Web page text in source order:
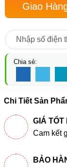
Giao
Chia sẻ:
Chi Tiết Sản
GIÁ TỐT
Cam kết
BẢO